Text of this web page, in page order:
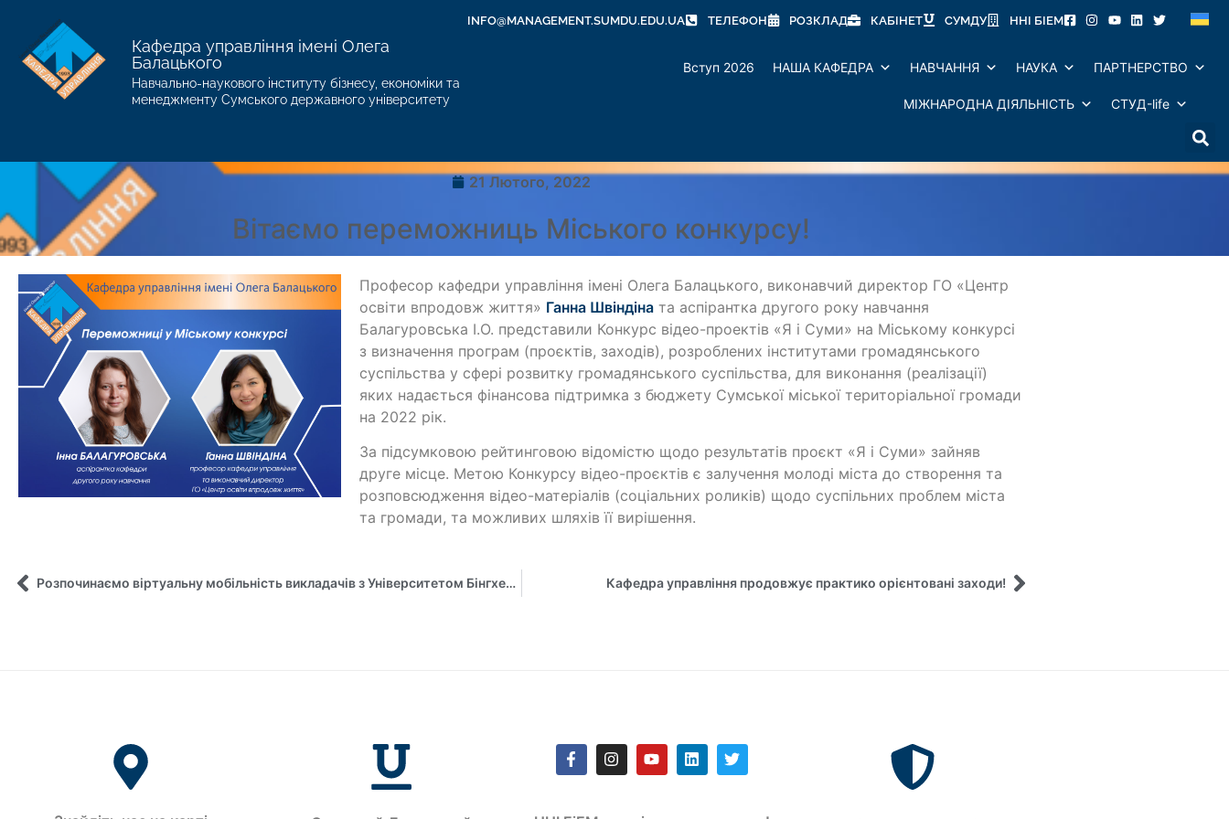
INFO@MANAGEMENT.SUMDU.EDU.UA ТЕЛЕФОН РОЗКЛАД КАБІНЕТ СУМДУ ННІ БІЕМ
Кафедра управління імені Олега
Балацького
Навчально-наукового інституту бізнесу, економіки та
менеджменту Сумського державного університету
Вступ 2026 НАША КАФЕДРА НАВЧАННЯ НАУКА ПАРТНЕРСТВО
МІЖНАРОДНА ДІЯЛЬНІСТЬ СТУД-life
21 Лютого, 2022
Вітаємо переможниць Міського конкурсу!
Професор кафедри управління імені Олега Балацького, виконавчий директор ГО «Центр
освіти впродовж життя» Ганна Швіндіна та аспірантка другого року навчання
Балагуровська І.О. представили Конкурс відео-проектів «Я і Суми» на Міському конкурсі
з визначення програм (проєктів, заходів), розроблених інститутами громадянського
суспільства у сфері розвитку громадянського суспільства, для виконання (реалізації)
яких надається фінансова підтримка з бюджету Сумської міської територіальної громади
на 2022 рік.
За підсумковою рейтинговою відомістю щодо результатів проєкт «Я і Суми» зайняв
друге місце. Метою Конкурсу відео-проєктів є залучення молоді міста до створення та
розповсюдження відео-матеріалів (соціальних роликів) щодо суспільних проблем міста
та громади, та можливих шляхів її вирішення.
Розпочинаємо віртуальну мобільність викладачів з Університетом Бінгхем (Нігерія)! Кафедра управління продовжує практико орієнтовані заходи!